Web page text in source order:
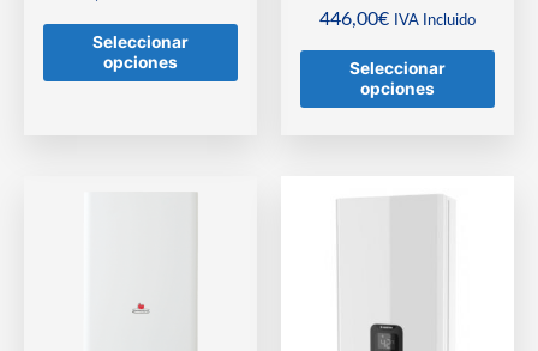
Seleccionar
opciones
446,00€ IVA Incluido
Seleccionar
opciones